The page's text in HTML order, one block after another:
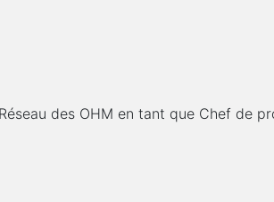
des OHM en tant que Chef de